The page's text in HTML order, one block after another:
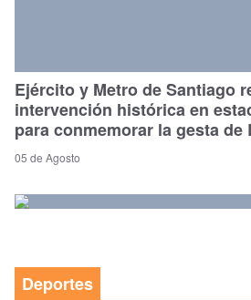
Ejército y Metro de Santiago
intervención histórica en
para conmemorar la gesta de
05 de Agosto
Deportes